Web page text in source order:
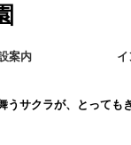
案内
うサクラが、とっても